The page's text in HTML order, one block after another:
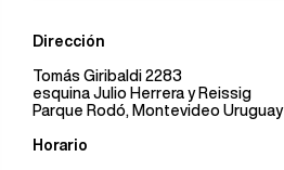
Dirección
Tomás Giribaldi 2283
esquina Julio Herrera y Reissig
Parque Rodó, Montevideo Uruguay
Horario